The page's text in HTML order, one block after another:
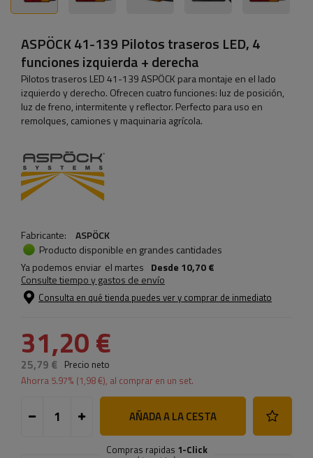
ASPÖCK 41-139 Pilotos traseros LED, 4
funciones izquierda + derecha
Pilotos traseros LED 41-139 ASPÖCK para montaje en el lado
izquierdo y derecho. Ofrecen cuatro funciones: luz de posición,
luz de freno, intermitente y reflector. Perfecto para uso en
remolques, camiones y maquinaria agrícola.
Fabricante:
ASPÖCK
Producto disponible en grandes cantidades
Ya podemos enviar el martes Desde 10,70 €
Consulte tiempo y gastos de envío
Consulta en qué tienda puedes ver y comprar de inmediato
31,20 €
25,79 € Precio neto
Ahorra 5.97% (1,98 €), al comprar en un set.
AÑADA A LA CESTA
Compras rapidas 1-Click